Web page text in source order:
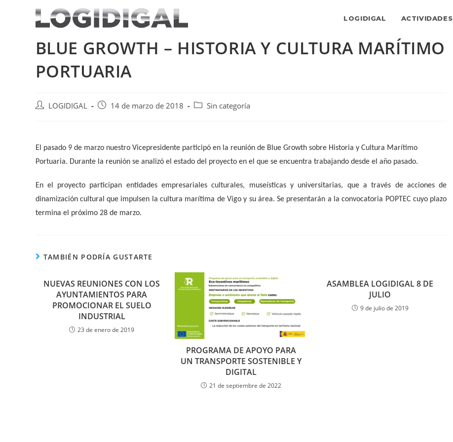
LOGIDIGAL ACTIVIDADES
BLUE GROWTH – HISTORIA Y CULTURA MARÍTIMO
PORTUARIA
AutorLOGIDIGAL
Publicación
14 de marzo de 2018
Categoría
Sin categoría
El pasado 9 de marzo nuestro Vicepresidente participó en la reunión de Blue Growth sobre Historia y Cultura Marítimo
Portuaria. Durante la reunión se analizó el estado del proyecto en el que se encuentra trabajando desde el año pasado.
En el proyecto participan entidades empresariales culturales, museísticas y universitarias, que a través de acciones de
dinamización cultural que impulsen la cultura marítima de Vigo y su área. Se presentarán a la convocatoria POPTEC cuyo plazo
termina el próximo 28 de marzo.
TAMBIÉN PODRÍA GUSTARTE
NUEVAS REUNIONES CON LOS
AYUNTAMIENTOS PARA
PROMOCIONAR EL SUELO
INDUSTRIAL
23 de enero de 2019
PROGRAMA DE APOYO PARA
UN TRANSPORTE SOSTENIBLE Y
DIGITAL
21 de septiembre de 2022
ASAMBLEA LOGIDIGAL 8 DE
JULIO
9 de julio de 2019